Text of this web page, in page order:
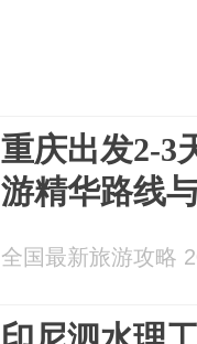
重庆出发2-3
游精华路线
全国最新旅游攻略